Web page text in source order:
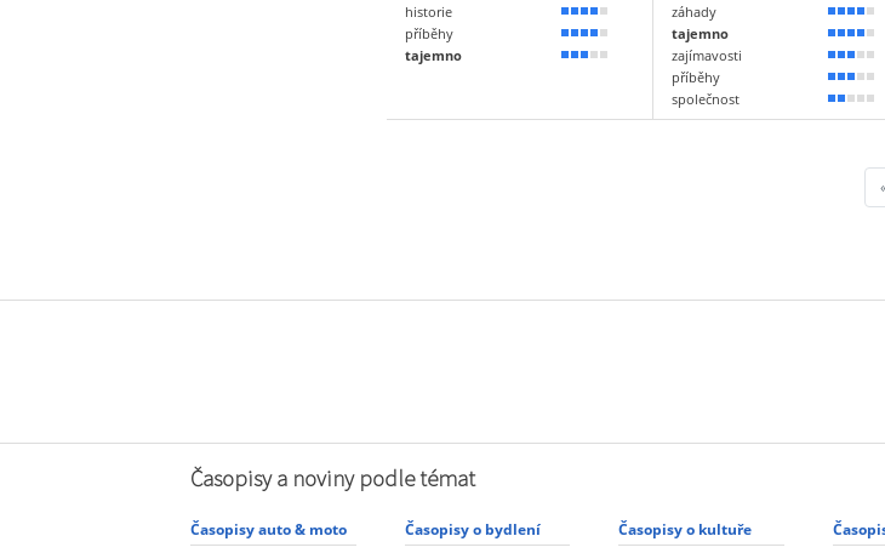
historie
80 %
příběhy
70 %
tajemno
60 %
záhady
80 %
tajemno
70 %
zajímavosti
60 %
příběhy
50 %
společnost
40 %
Časopisy a noviny podle témat
Časopisy auto & moto Časopisy o bydlení Časopisy o kultuře